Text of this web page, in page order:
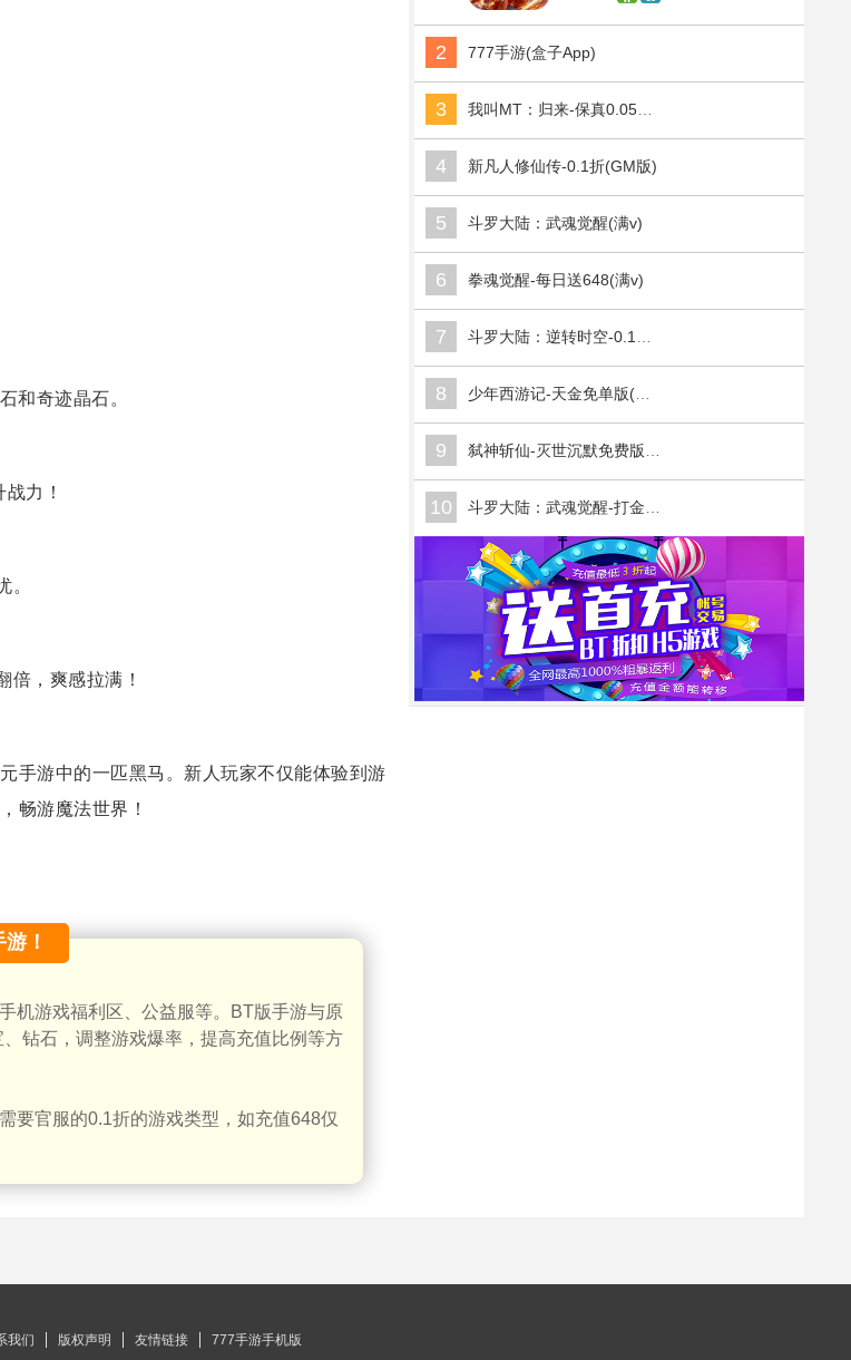
和奇迹晶石。
力！
。
倍，爽感拉满！
手游中的一匹黑马。新人玩家不仅能体验到游
畅游魔法世界！
！
机游戏福利区、公益服等。BT版手游与原
钻石，调整游戏爆率，提高充值比例等方
要官服的0.1折的游戏类型，如充值648仅
2 777手游(盒子App)
3
4 新凡人修仙传-0.1折(GM版)
5 斗罗大陆：武魂觉醒(满v)
6 拳魂觉醒-每日送648(满v)
7
8
9
10
我们 版权声明 友情链接 777手游手机版